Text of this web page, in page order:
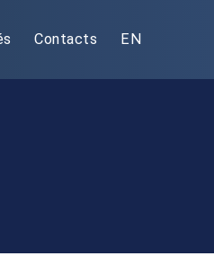
Contacts EN